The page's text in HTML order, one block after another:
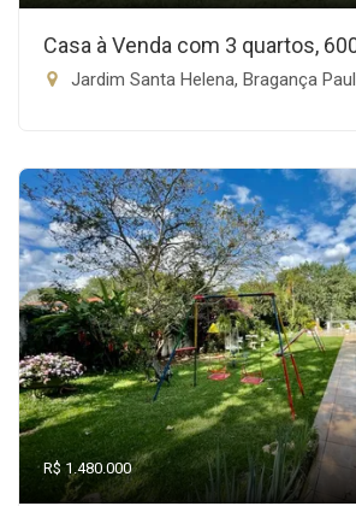
Casa à Venda com 3 quartos,
Jardim Santa Helena, Bragança
R$ 1.480.000